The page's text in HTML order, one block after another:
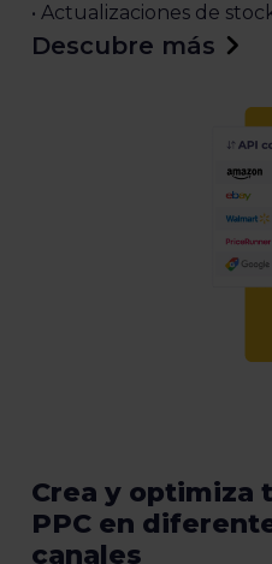
• Actualizaciones de
Descubre más
Crea y optimiza
PPC en
canales